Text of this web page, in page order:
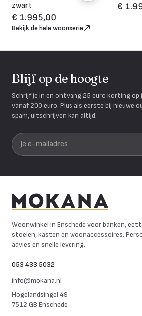
zwart
€ 1.995,00
€
Bekijk de hele woonserie
Blijf op de hoogte
Schrijf je in en ontvang 25 euro korting op
vanaf 200 euro. Plus als eerste bij nieuwe
spam, uitschrijven kan altijd.
Je e-mailadres
Woonwinkel in Enschede voor banken,
stoelen, kasten en woonaccessoires.
advies en snelle levering.
053 433 5032
info@mokana.nl
Hogelandsingel 49
7512 GB Enschede